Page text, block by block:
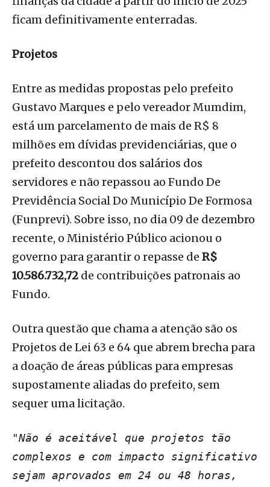
ficam definitivamente enterradas.
Projetos
Entre as medidas propostas pelo prefeito
Gustavo Marques e pelo vereador Mumdim,
está um parcelamento de mais de R$ 8
milhões em dívidas previdenciárias, que o
prefeito descontou dos salários dos
servidores e não repassou ao Fundo De
Previdência Social Do Município De Formosa
(Funprevi). Sobre isso, no dia 09 de dezembro
recente, o Ministério Público acionou o
governo para garantir o repasse de R$
10.586.732,72 de contribuições patronais ao
Fundo.
Outra questão que chama a atenção são os
Projetos de Lei 63 e 64 que abrem brecha para
a doação de áreas públicas para empresas
supostamente aliadas do prefeito, sem
sequer uma licitação.
"Não é aceitável que projetos tão
complexos e com impacto significativo
sejam aprovados em 24 ou 48 horas,